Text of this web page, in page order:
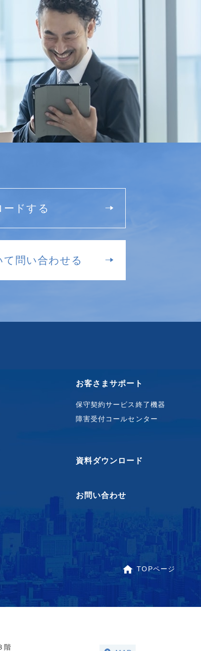
ードする
問い合わせる
お客さまサポート
保守契約サービス終了機器
障害受付コールセンター
資料ダウンロード
お問い合わせ
TOPページ
階